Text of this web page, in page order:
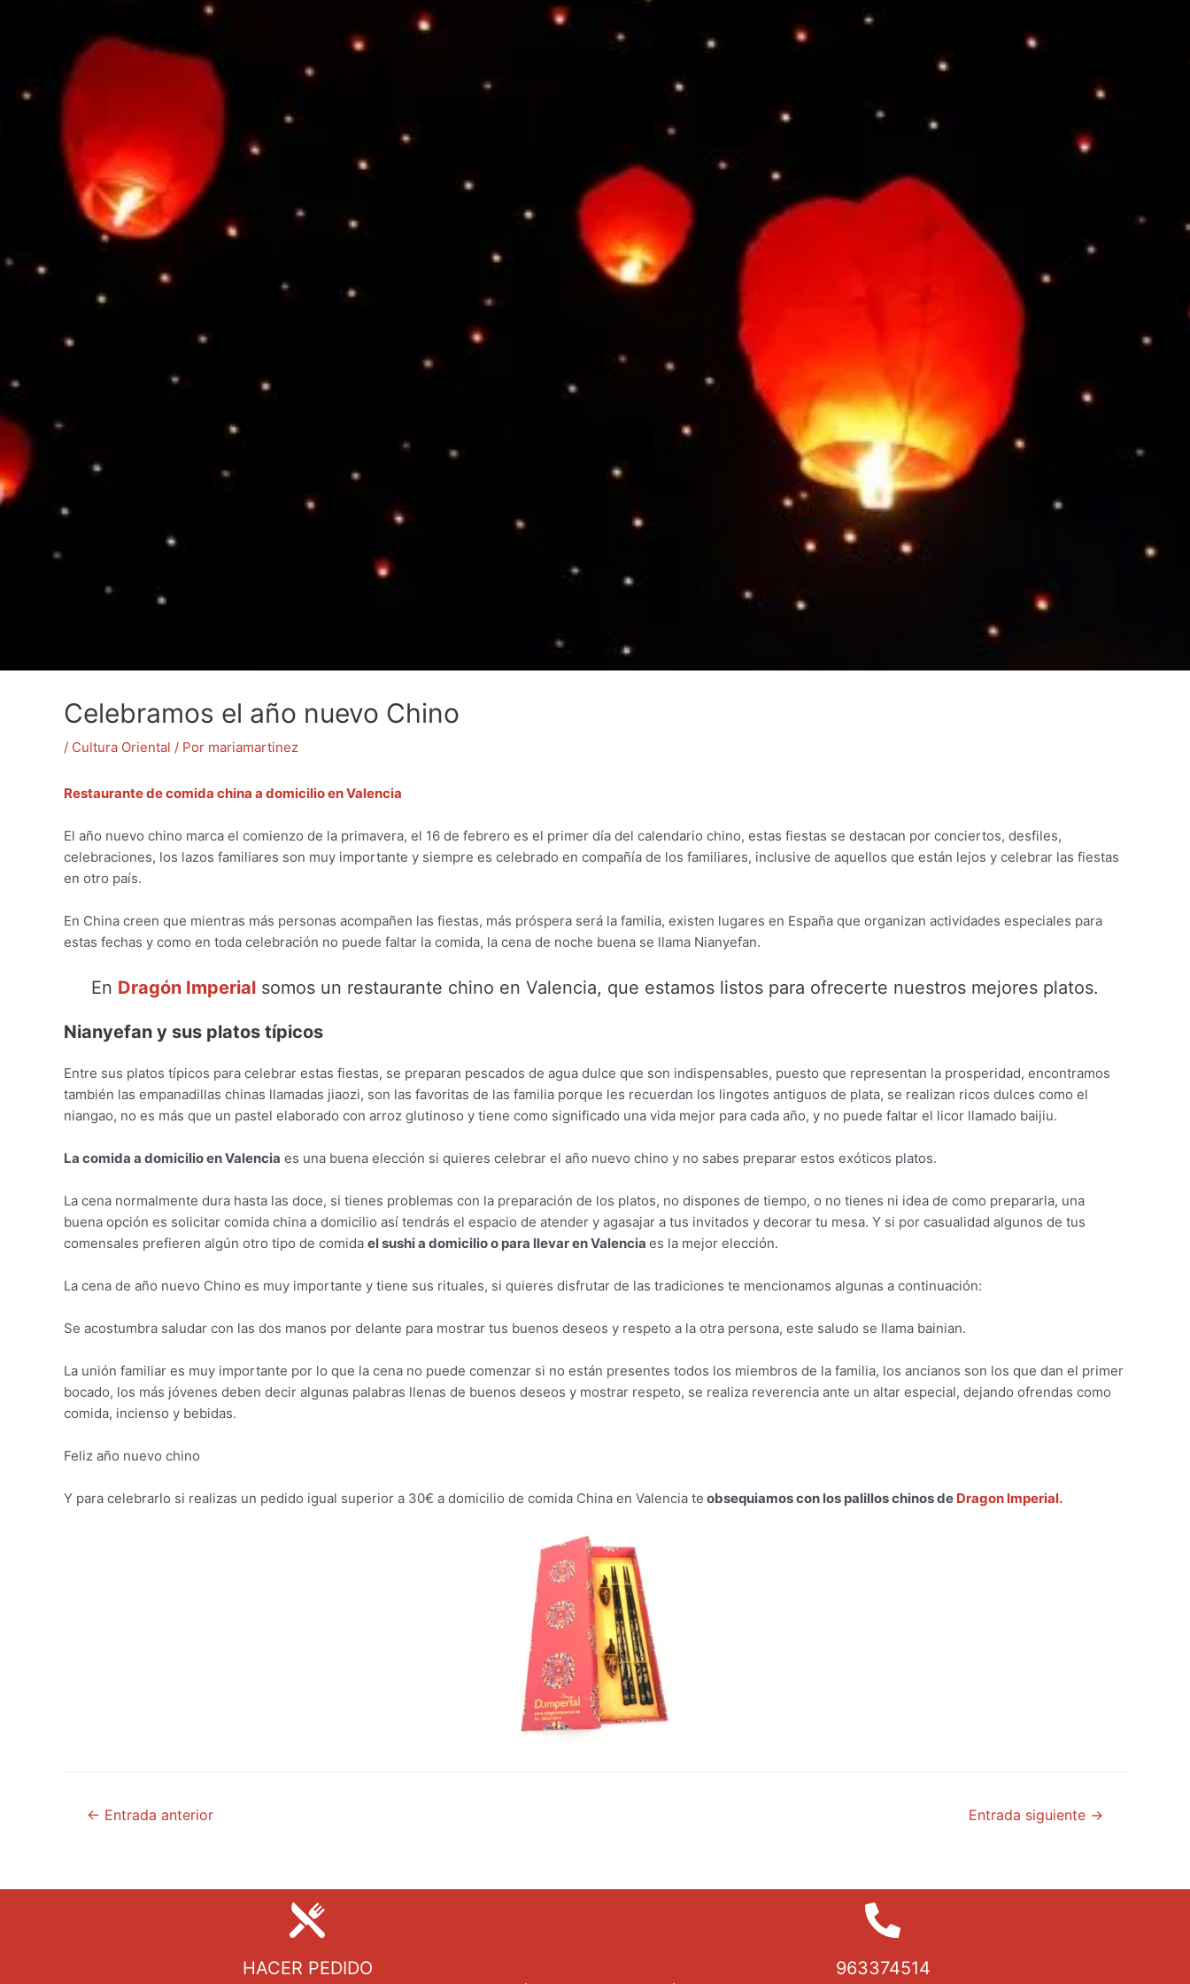
Celebramos el año nuevo Chino
/ Cultura Oriental / Por mariamartinez
Restaurante de comida china a domicilio en Valencia
El año nuevo chino marca el comienzo de la primavera, el 16 de febrero es el primer día del calendario chino, estas fiestas se destacan por conciertos, desfiles,
celebraciones, los lazos familiares son muy importante y siempre es celebrado en compañía de los familiares, inclusive de aquellos que están lejos y celebrar las fiestas
en otro país.
En China creen que mientras más personas acompañen las fiestas, más próspera será la familia, existen lugares en España que organizan actividades especiales para
estas fechas y como en toda celebración no puede faltar la comida, la cena de noche buena se llama Nianyefan.
En Dragón Imperial somos un restaurante chino en Valencia, que estamos listos para ofrecerte nuestros mejores platos.
Nianyefan y sus platos típicos
Entre sus platos típicos para celebrar estas fiestas, se preparan pescados de agua dulce que son indispensables, puesto que representan la prosperidad, encontramos
también las empanadillas chinas llamadas jiaozi, son las favoritas de las familia porque les recuerdan los lingotes antiguos de plata, se realizan ricos dulces como el
niangao, no es más que un pastel elaborado con arroz glutinoso y tiene como significado una vida mejor para cada año, y no puede faltar el licor llamado baijiu.
La comida a domicilio en Valencia es una buena elección si quieres celebrar el año nuevo chino y no sabes preparar estos exóticos platos.
La cena normalmente dura hasta las doce, si tienes problemas con la preparación de los platos, no dispones de tiempo, o no tienes ni idea de como prepararla, una
buena opción es solicitar comida china a domicilio así tendrás el espacio de atender y agasajar a tus invitados y decorar tu mesa. Y si por casualidad algunos de tus
comensales prefieren algún otro tipo de comida el sushi a domicilio o para llevar en Valencia es la mejor elección.
La cena de año nuevo Chino es muy importante y tiene sus rituales, si quieres disfrutar de las tradiciones te mencionamos algunas a continuación:
Se acostumbra saludar con las dos manos por delante para mostrar tus buenos deseos y respeto a la otra persona, este saludo se llama bainian.
La unión familiar es muy importante por lo que la cena no puede comenzar si no están presentes todos los miembros de la familia, los ancianos son los que dan el primer
bocado, los más jóvenes deben decir algunas palabras llenas de buenos deseos y mostrar respeto, se realiza reverencia ante un altar especial, dejando ofrendas como
comida, incienso y bebidas.
Feliz año nuevo chino
Y para celebrarlo si realizas un pedido igual superior a 30€ a domicilio de comida China en Valencia te obsequiamos con los palillos chinos de Dragon Imperial.
← Entrada anterior Entrada siguiente →
HACER PEDIDO 963374514